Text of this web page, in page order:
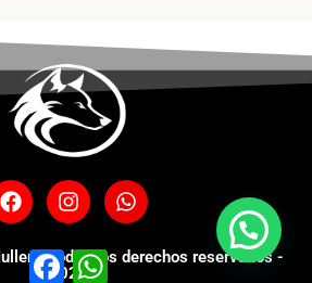
- Todos los derechos reservados -
2025
FacebookWhatsApp